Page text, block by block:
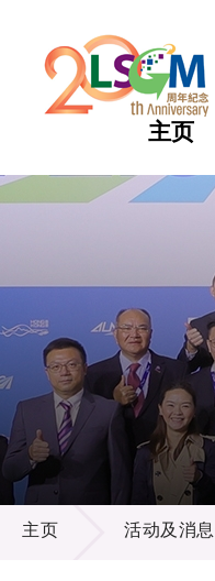
主页
热门
热门
热门
热门
热门
活动及消息
主页 活动及消息